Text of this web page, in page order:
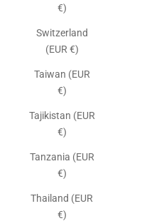
€)
Switzerland
(EUR €)
Taiwan (EUR
€)
Tajikistan (EUR
€)
Tanzania (EUR
€)
Thailand (EUR
€)